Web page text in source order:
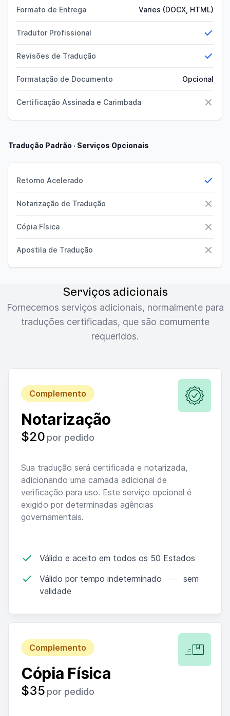
Formato de Entrega Varies (DOCX, HTML)
Tradutor Profissional
Revisões de Tradução
Formatação de Documento Opcional
Certificação Assinada e Carimbada
Tradução Padrão · Serviços Opcionais
Retorno Acelerado
Sim
Notarização de Tradução
Cópia Física
Apostila de Tradução
Serviços adicionais
Fornecemos serviços adicionais, normalmente para
traduções certificadas, que são comumente
requeridos.
Complemento
Notarização
$20 por pedido
Sua tradução será certificada e notarizada,
adicionando uma camada adicional de
verificação para uso. Este serviço opcional é
exigido por determinadas agências
governamentais.
Válido e aceito em todos os 50 Estados
Válido por tempo indeterminado
—
sem
validade
Complemento
Cópia Física
$35 por pedido